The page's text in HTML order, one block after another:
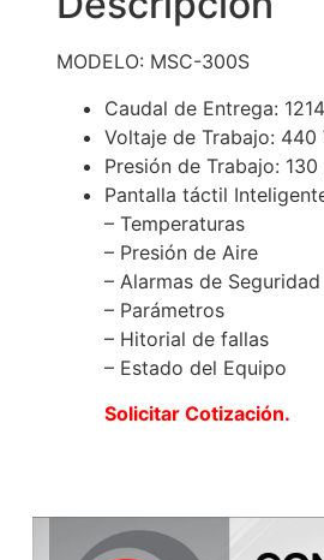
MODELO: MSC-300S
Caudal de Entrega:
Voltaje de Trabajo: 440
Presión de Trabajo:
Pantalla táctil
– Temperaturas
– Presión de Aire
– Alarmas de Seguridad
– Parámetros
– Hitorial de fallas
– Estado del Equipo
SolicitarCotización.